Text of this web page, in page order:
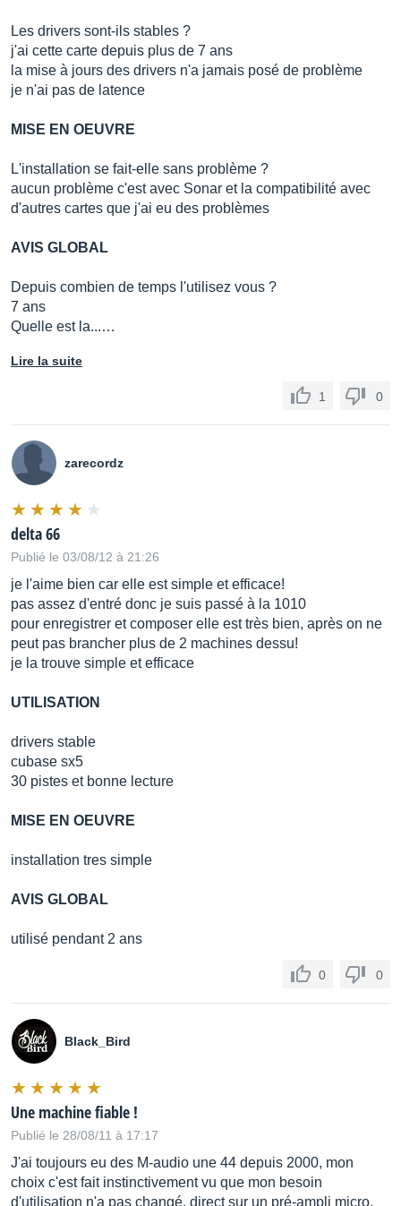
Les drivers sont-ils stables ?
j'ai cette carte depuis plus de 7 ans
la mise à jours des drivers n'a jamais posé de problème
je n'ai pas de latence
MISE EN OEUVRE
L'installation se fait-elle sans problème ?
aucun problème c'est avec Sonar et la compatibilité avec
d'autres cartes que j'ai eu des problèmes
AVIS GLOBAL
Depuis combien de temps l'utilisez vous ?
7 ans
Quelle est la...…
Lire la suite
1 0
zarecordz
delta 66
Publié le 03/08/12 à 21:26
je l'aime bien car elle est simple et efficace!
pas assez d'entré donc je suis passé à la 1010
pour enregistrer et composer elle est très bien, après on ne
peut pas brancher plus de 2 machines dessu!
je la trouve simple et efficace
UTILISATION
drivers stable
cubase sx5
30 pistes et bonne lecture
MISE EN OEUVRE
installation tres simple
AVIS GLOBAL
utilisé pendant 2 ans
0 0
Black_Bird
Une machine fiable !
Publié le 28/08/11 à 17:17
J'ai toujours eu des M-audio une 44 depuis 2000, mon
choix c'est fait instinctivement vu que mon besoin
d'utilisation n'a pas changé, direct sur un pré-ampli micro,